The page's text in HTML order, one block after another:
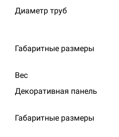
Диаметр труб
Габаритные размеры
Вес
Декоративная панель
Габаритные размеры